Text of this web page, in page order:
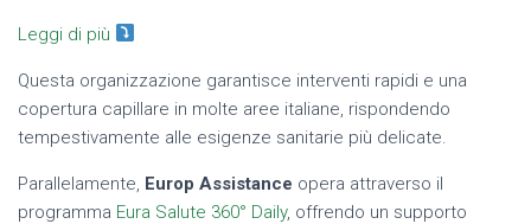
Leggi di più
Questa organizzazione garantisce interventi rapidi e una
copertura capillare in molte aree italiane, rispondendo
tempestivamente alle esigenze sanitarie più delicate.
Parallelamente, Europ Assistance opera attraverso il
programma Eura Salute 360° Daily, offrendo un supporto